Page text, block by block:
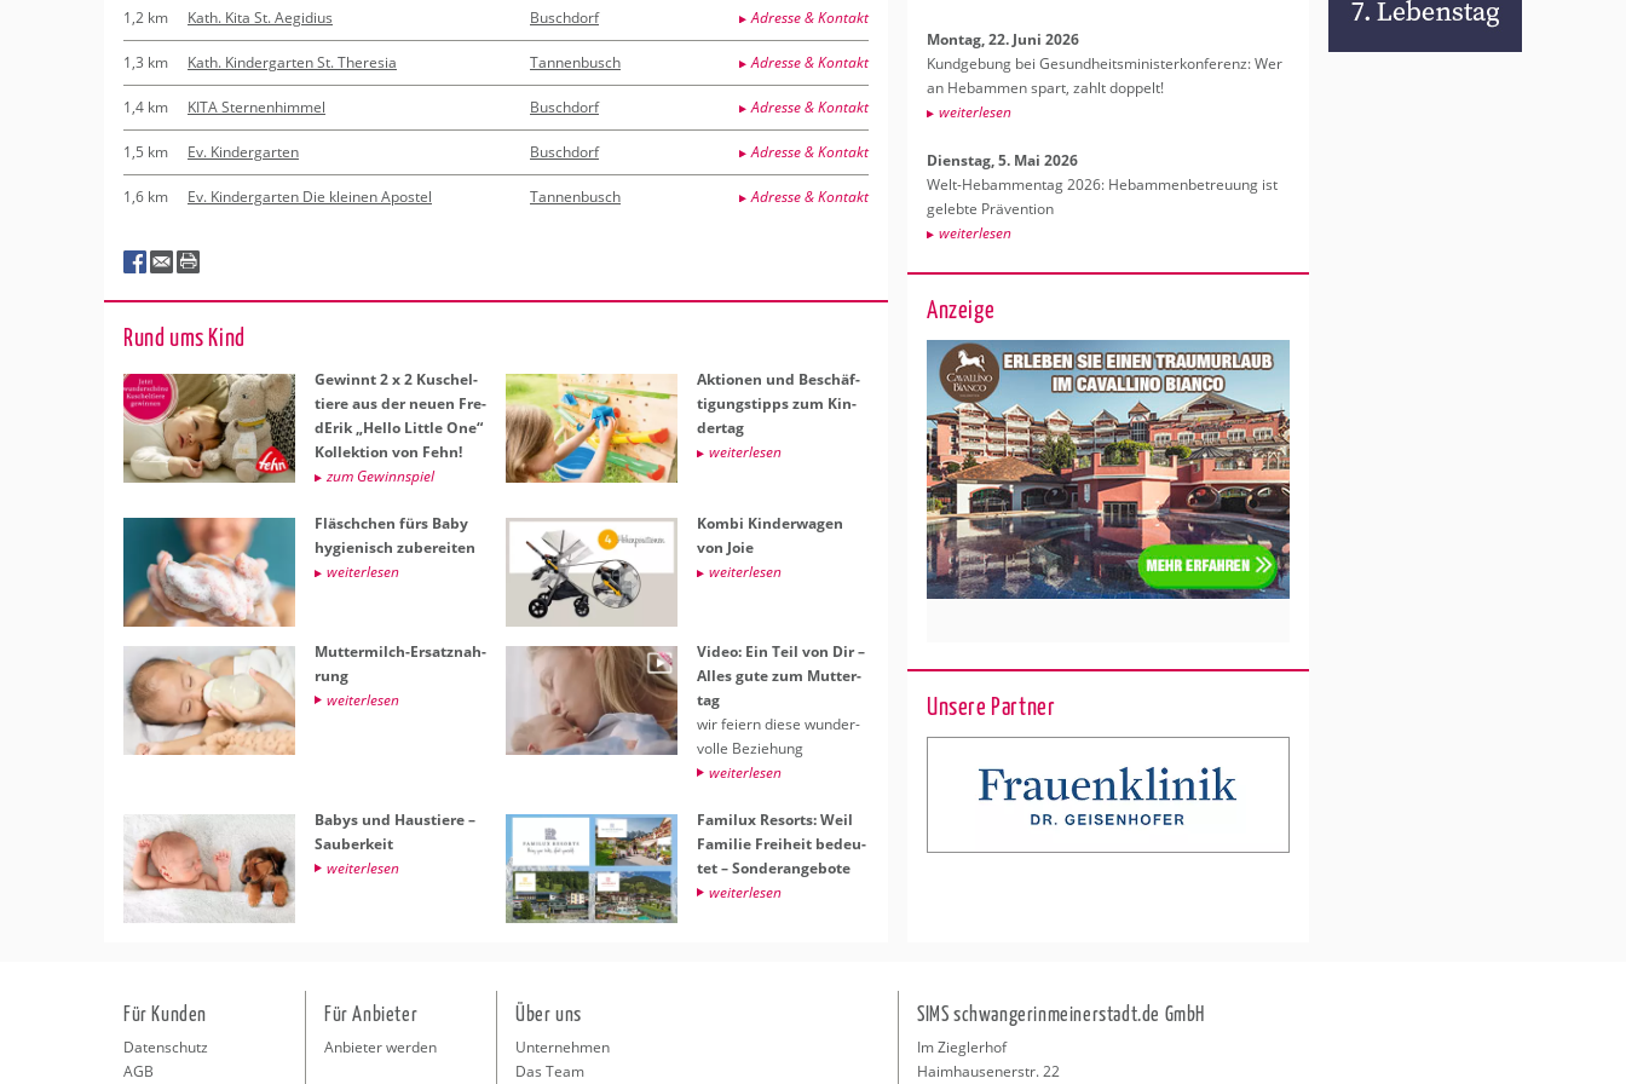
1,2 km Kath. Kita St. Aegidius Buschdorf Adresse & Kontakt
1,3 km Kath. Kindergarten St. Theresia Tannenbusch Adresse & Kontakt
1,4 km KITA Sternenhimmel Buschdorf Adresse & Kontakt
1,5 km Ev. Kindergarten Buschdorf Adresse & Kontakt
1,6 km Ev. Kindergarten Die kleinen Apostel Tannenbusch Adresse & Kontakt
Rund ums Kind
Ge­winnt 2 x 2 Ku­schel­
tie­re aus der neuen Fre­
dE­rik „Hello Litt­le One“
Kol­lek­ti­on von Fehn!
zum Ge­winn­spiel
Ak­tio­nen und Be­schäf­
ti­gungs­tipps zum Kin­
der­tag
wei­ter­le­sen
Fläsch­chen fürs Baby
hy­gie­nisch zu­be­rei­ten
wei­ter­le­sen
Kombi Kin­der­wa­gen
von Joie
wei­ter­le­sen
Mut­ter­milch-Er­satz­nah­
rung
wei­ter­le­sen
Video: Ein Teil von Dir –
Alles gute zum Mut­ter­
tag
wir fei­ern diese wun­der­
vol­le Be­zie­hung
wei­ter­le­sen
Babys und Haus­tie­re –
Sau­ber­keit
wei­ter­le­sen
Fa­mi­lux Re­sorts: Weil
Fa­mi­lie Frei­heit be­deu­
tet – Son­der­an­ge­bo­te
wei­ter­le­sen
Mon­tag, 22. Juni 2026
Kund­ge­bung bei Ge­sund­heits­mi­nis­ter­kon­fe­renz: Wer
an Heb­am­men spart, zahlt dop­pelt!
wei­ter­le­sen
Diens­tag, 5. Mai 2026
Welt-Heb­am­men­tag 2026: Heb­am­men­be­treu­ung ist
ge­leb­te Prä­ven­ti­on
wei­ter­le­sen
Anzeige
Unsere Partner
Für Kunden
Datenschutz
AGB
Für Anbieter
Anbieter werden
Über uns
Unternehmen
Das Team
SIMS schwangerinmeinerstadt.de GmbH
Im Zieglerhof
Haimhausenerstr. 22